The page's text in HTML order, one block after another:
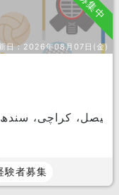
日：2026年08月07日(金)
験者募集